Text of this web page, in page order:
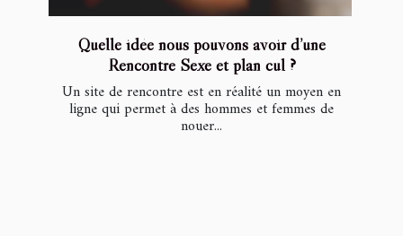
Quelle idée nous pouvons avoir d’une
Rencontre Sexe et plan cul ?
Un site de rencontre est en réalité un moyen en
ligne qui permet à des hommes et femmes de
nouer...